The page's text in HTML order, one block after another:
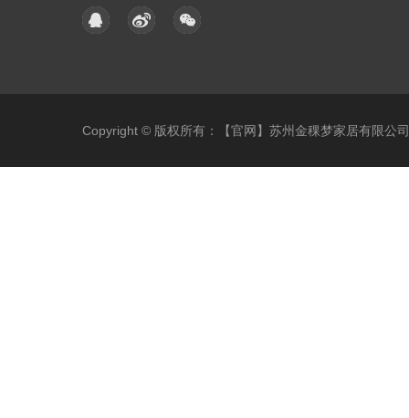
Copyright © 版权所有：【官网】苏州金稞梦家居有限公